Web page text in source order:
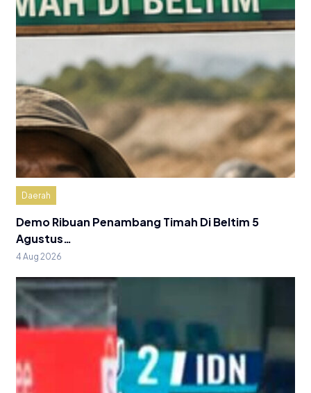
Daerah
Demo Ribuan Penambang Timah Di Beltim 5
Agustus…
4 Aug 2026